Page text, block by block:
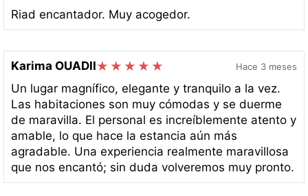
Riad encantador. Muy acogedor.
Karima OUADII Hace 3 meses
Un lugar magnífico, elegante y tranquilo a la vez.
Las habitaciones son muy cómodas y se duerme
de maravilla. El personal es increíblemente atento y
amable, lo que hace la estancia aún más
agradable. Una experiencia realmente maravillosa
que nos encantó; sin duda volveremos muy pronto.